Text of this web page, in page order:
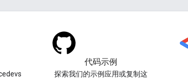
代码示例
探索我们的示例应用或复制这